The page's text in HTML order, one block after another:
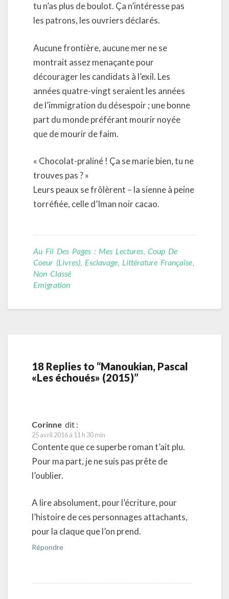
tu n’as plus de boulot. Ça n’intéresse pas
les patrons, les ouvriers déclarés.
Aucune frontière, aucune mer ne se
montrait assez menaçante pour
décourager les candidats à l’exil. Les
années quatre-vingt seraient les années
de l’immigration du désespoir ; une bonne
part du monde préférant mourir noyée
que de mourir de faim.
« Chocolat-praliné ! Ça se marie bien, tu ne
trouves pas ? »
Leurs peaux se frôlèrent – la sienne à peine
torréfiée, celle d’Iman noir cacao.
Au Fil Des Pages : Mes Lectures Coup De
Coeur (livres) Esclavage Littérature Française
Non Classé
Emigration
18 Replies to “Manoukian, Pascal
«Les échoués» (2015)”
Corinne dit :
25 avril 2016 à 11 h 30 min
Contente que ce superbe roman t’ait plu.
Pour ma part, je ne suis pas prête de
l’oublier.
A lire absolument, pour l’écriture, pour
l’histoire de ces personnages attachants,
pour la claque que l’on prend.
Répondre